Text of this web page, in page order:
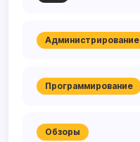
Администрирование
Программирование
Обзоры